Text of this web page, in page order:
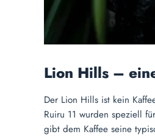
Lion Hills –
Der Lion Hills ist kein
Ruiru 11 wurden speziell
gibt dem Kaffee seine